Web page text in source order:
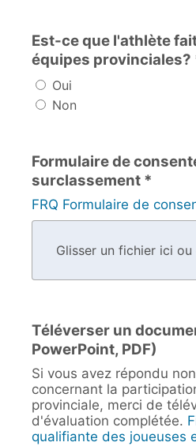
Est-ce que l'athlète
équipes provinciales?
Oui
Non
Formulaire de
surclassement *
FRQ Formulaire de
Glisser un fichier ici
Téléverser un
PowerPoint, PDF)
Si vous avez répondu
concernant la
provinciale, merci de
d'évaluation complétée.
qualifiante des joueuses